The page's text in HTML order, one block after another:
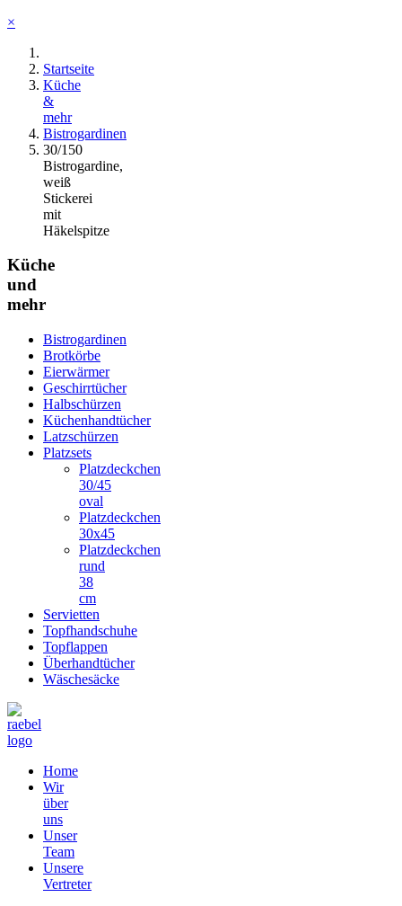
×
Startseite
Küche
&
mehr
Bistrogardinen
30/150
Bistrogardine,
weiß
Stickerei
mit
Häkelspitze
Küche
und
mehr
Bistrogardinen
Brotkörbe
Eierwärmer
Geschirrtücher
Halbschürzen
Küchenhandtücher
Latzschürzen
Platzsets
Platzdeckchen
30/45
oval
Platzdeckchen
30x45
Platzdeckchen
rund
38
cm
Servietten
Topfhandschuhe
Topflappen
Überhandtücher
Wäschesäcke
Home
Wir
über
uns
Unser
Team
Unsere
Vertreter